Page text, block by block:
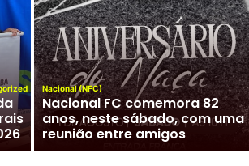
Cidades | Esportes| Jockey Club| Peteca| Uberaba
Atleta do Jockey Club de
Uberaba conquista
hexacampeonato goiano de
Peteca e mira o sexto título
brasileiro